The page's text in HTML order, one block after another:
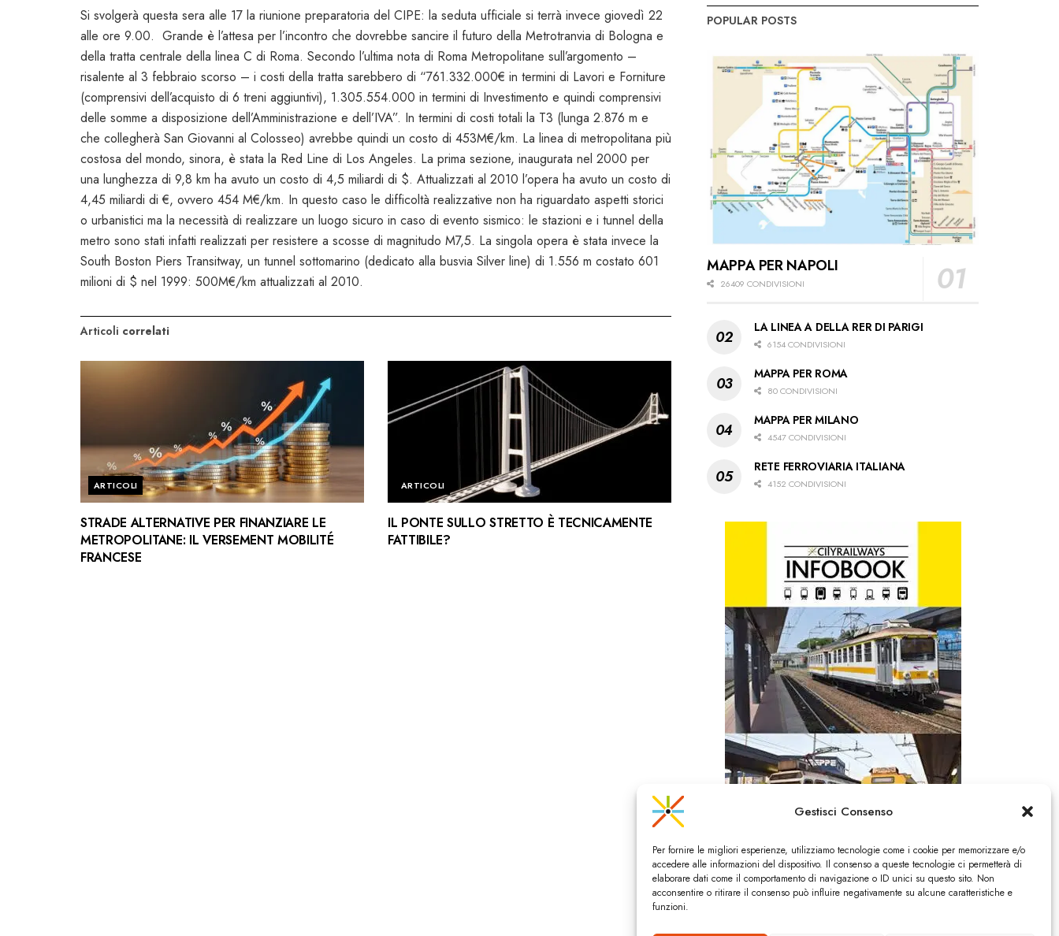
Gestisci Consenso
Per fornire le migliori esperienze, utilizziamo tecnologie come i cookie per memorizzare e/o
accedere alle informazioni del dispositivo. Il consenso a queste tecnologie ci permetterà di
elaborare dati come il comportamento di navigazione o ID unici su questo sito. Non
acconsentire o ritirare il consenso può influire negativamente su alcune caratteristiche e
funzioni.
Si svolgerà questa sera alle 17 la riunione preparatoria del CIPE: la seduta ufficiale si terrà invece giovedì 22
alle ore 9.00. Grande è l’attesa per l’incontro che dovrebbe sancire il futuro della Metrotranvia di Bologna e
della tratta centrale della linea C di Roma. Secondo l’ultima nota di Roma Metropolitane sull’argomento –
risalente al 3 febbraio scorso – i costi della tratta sarebbero di “761.332.000€ in termini di Lavori e Forniture
(comprensivi dell’acquisto di 6 treni aggiuntivi), 1.305.554.000 in termini di Investimento e quindi comprensivi
delle somme a disposizione dell’Amministrazione e dell’IVA”. In termini di costi totali la T3 (lunga 2.876 m e
che collegherà San Giovanni al Colosseo) avrebbe quindi un costo di 453M€/km. La linea di metropolitana più
costosa del mondo, sinora, è stata la Red Line di Los Angeles. La prima sezione, inaugurata nel 2000 per
una lunghezza di 9,8 km ha avuto un costo di 4,5 miliardi di $. Attualizzati al 2010 l’opera ha avuto un costo di
4,45 miliardi di €, ovvero 454 M€/km. In questo caso le difficoltà realizzative non ha riguardato aspetti storici
o urbanistici ma la necessità di realizzare un luogo sicuro in caso di evento sismico: le stazioni e i tunnel della
metro sono stati infatti realizzati per resistere a scosse di magnitudo M7,5. La singola opera è stata invece la
South Boston Piers Transitway, un tunnel sottomarino (dedicato alla busvia Silver line) di 1.556 m costato 601
milioni di $ nel 1999: 500M€/km attualizzati al 2010.
Articoli correlati
ARTICOLI
STRADE ALTERNATIVE PER FINANZIARE LE
METROPOLITANE: IL VERSEMENT MOBILITÉ
FRANCESE
ARTICOLI
IL PONTE SULLO STRETTO È TECNICAMENTE
FATTIBILE?
POPULAR POSTS
MAPPA PER NAPOLI
26409 CONDIVISIONI
LA LINEA A DELLA RER DI PARIGI
6154 CONDIVISIONI
MAPPA PER ROMA
80 CONDIVISIONI
MAPPA PER MILANO
4547 CONDIVISIONI
RETE FERROVIARIA ITALIANA
4152 CONDIVISIONI